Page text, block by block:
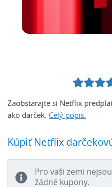
Zaobstarajte si Netflix
ako darček. Celý popis.
Kúpiť Netflix
Pro vaši zemi
žádné kupony.